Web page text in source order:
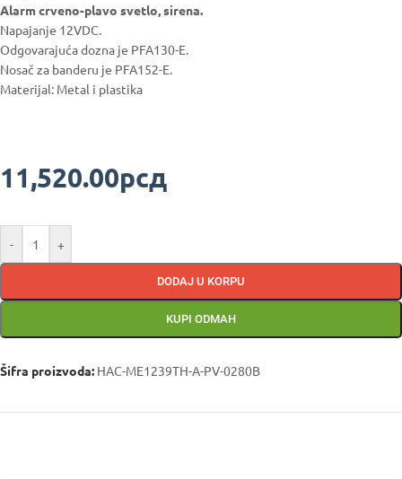
Alarm crveno-plavo svetlo, sirena.
Napajanje 12VDC.
Odgovarajuća dozna je PFA130-E.
Nosač za banderu je PFA152-E.
Materijal: Metal i plastika
11,520.00рсд
- +
DODAJ U KORPU
KUPI ODMAH
Šifra proizvoda: HAC-ME1239TH-A-PV-0280B